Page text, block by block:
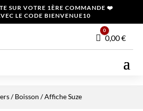
SUR VOTRE 1ÈRE COMMANDE ❤️
LE CODE BIENVENUE10
Panier
0
0,00€
/Boisson / Affiche Suze